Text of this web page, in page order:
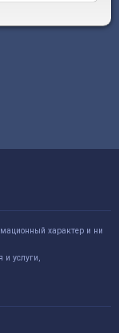
характер и ни
услуги,